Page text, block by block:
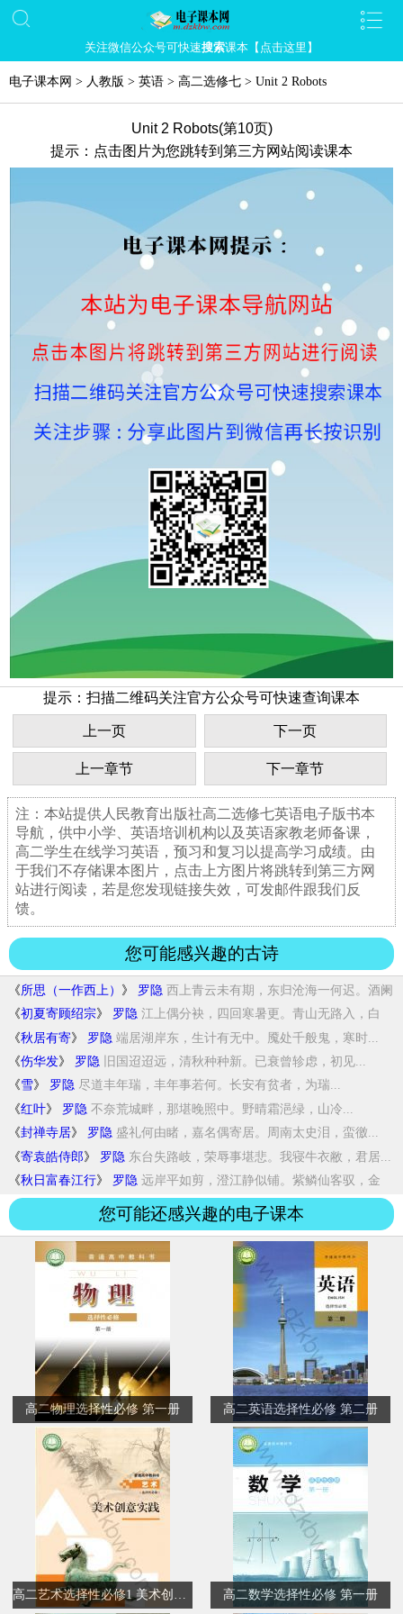
关注微信公众号可快速搜索课本【点击这里】
电子课本网 > 人教版 > 英语 > 高二选修七 > Unit 2 Robots
Unit 2 Robots(第10页)
提示：点击图片为您跳转到第三方网站阅读课本
提示：扫描二维码关注官方公众号可快速查询课本
上一页 下一页
上一章节 下一章节
注：本站提供人民教育出版社高二选修七英语电子版书本
导航，供中小学、英语培训机构以及英语家教老师备课，
高二学生在线学习英语，预习和复习以提高学习成绩。由
于我们不存储课本图片，点击上方图片将跳转到第三方网
站进行阅读，若是您发现链接失效，可发邮件跟我们反
馈。
您可能感兴趣的古诗
《所思（一作西上） 》 罗隐 西上青云未有期，东归沧海一何迟。酒阑
梦觉...
《初夏寄顾绍宗》 罗隐 江上偶分袂，四回寒暑更。青山无路入，白
发...
《秋居有寄》 罗隐 端居湖岸东，生计有无中。魇处千般鬼，寒时...
《伤华发》 罗隐
旧国迢迢远，清秋种种新。已衰曾轸虑，初见...
《雪》 罗隐 尽道丰年瑞，丰年事若何。长安有贫者，为瑞...
《红叶》 罗隐 不奈荒城畔，那堪晚照中。野晴霜浥绿，山冷...
《封禅寺居》 罗隐 盛礼何由睹，嘉名偶寄居。周南太史泪，蛮徼...
《寄袁皓侍郎》 罗隐 东台失路岐，荣辱事堪悲。我寝牛衣敝，君居...
《秋日富春江行》 罗隐 远岸平如剪，澄江静似铺。紫鳞仙客驭，金
颗...
您可能还感兴趣的电子课本
高二物理选择性必修 第一册 高二英语选择性必修 第二册
高二艺术选择性必修1 美术创意实践 高二数学选择性必修 第一册